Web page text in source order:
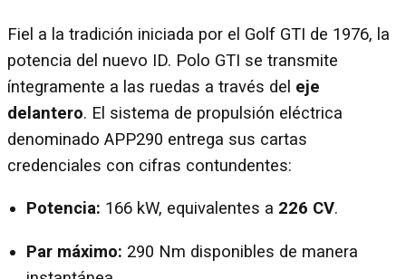
Fiel a la tradición iniciada por el Golf GTI de 1976, la
potencia del nuevo ID. Polo GTI se transmite
íntegramente a las ruedas a través del eje
delantero. El sistema de propulsión eléctrica
denominado APP290 entrega sus cartas
credenciales con cifras contundentes:
Potencia: 166 kW, equivalentes a 226 CV.
Par máximo: 290 Nm disponibles de manera